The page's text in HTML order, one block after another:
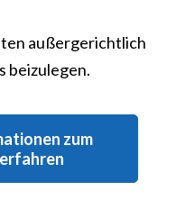
außergerichtlich
beizulegen.
zum